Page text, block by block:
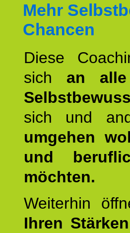
Mehr
Chancen
Diese
sich an alle
sich und
umgehen
und
möchten.
Weiterhin
Ihren